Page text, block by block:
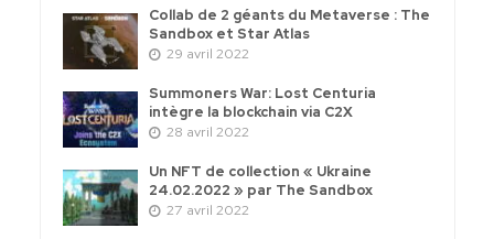
Collab de 2 géants du Metaverse : The
Sandbox et Star Atlas
29 avril 2022
Summoners War: Lost Centuria
intègre la blockchain via C2X
28 avril 2022
Un NFT de collection « Ukraine
24.02.2022 » par The Sandbox
27 avril 2022